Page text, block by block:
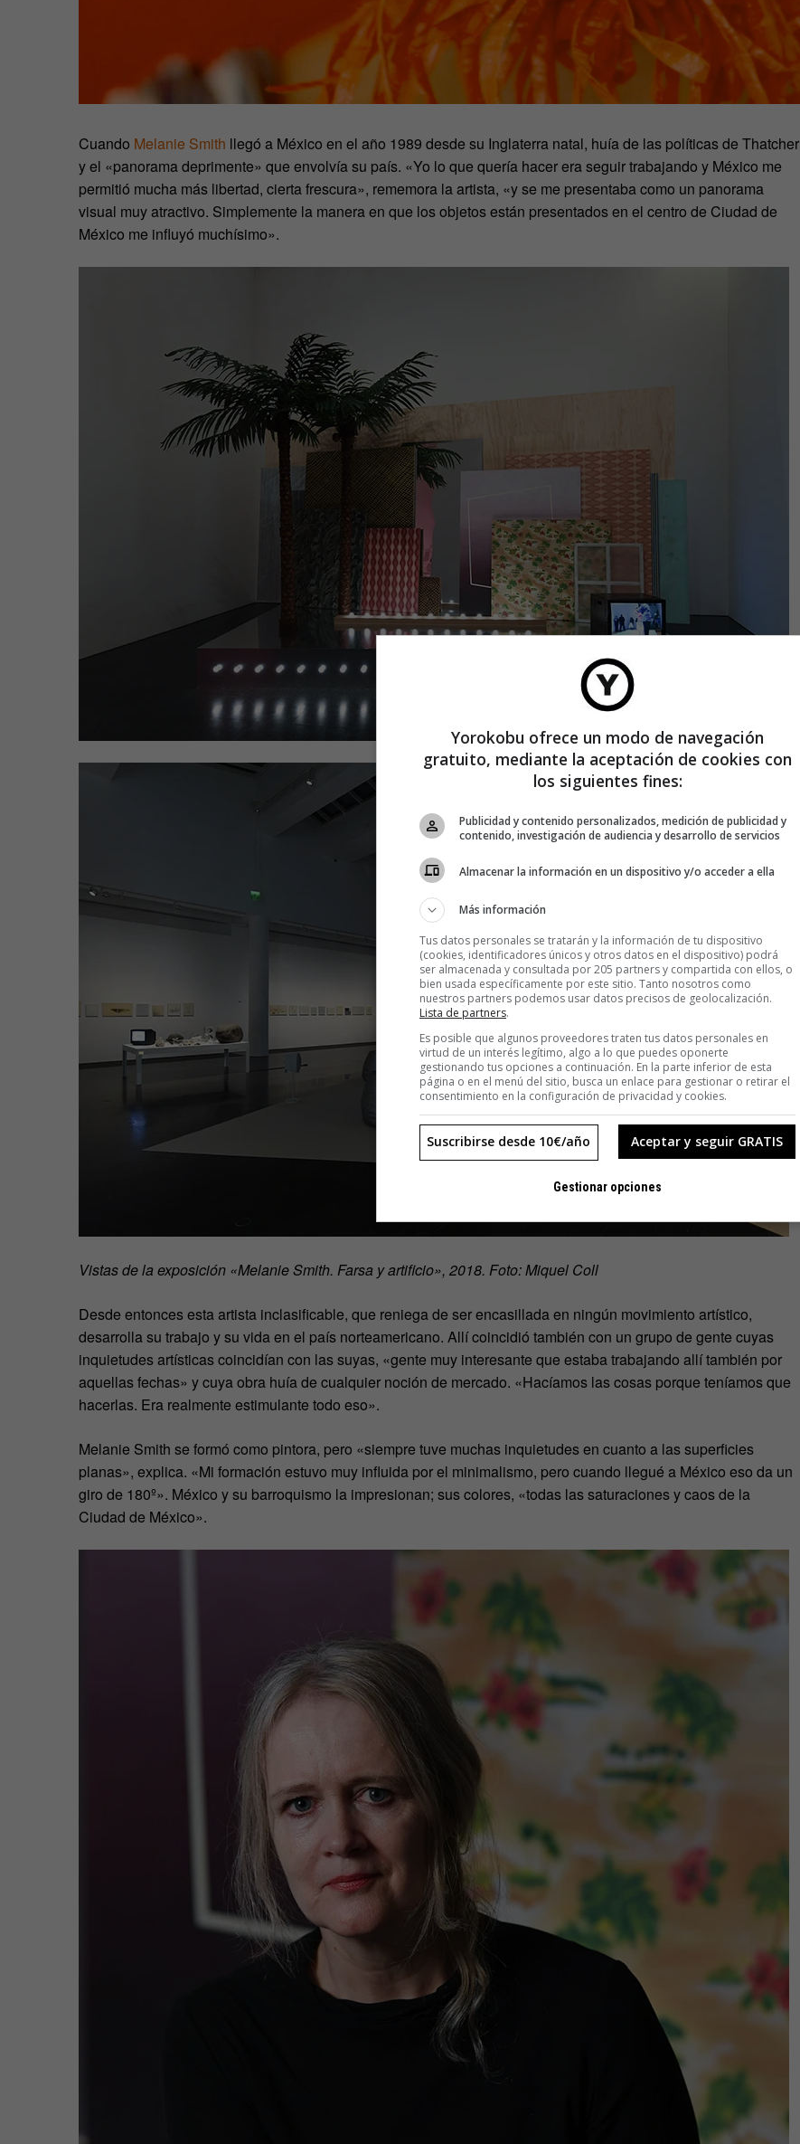
Cuando Melanie Smith llegó a México en el año 1989 desde su Inglaterra natal, huía de las políticas de Thatcher
y el «panorama deprimente» que envolvía su país. «Yo lo que quería hacer era seguir trabajando y México me
permitió mucha más libertad, cierta frescura», rememora la artista, «y se me presentaba como un panorama
visual muy atractivo. Simplemente la manera en que los objetos están presentados en el centro de Ciudad de
México me influyó muchísimo».
Vistas de la exposición «Melanie Smith. Farsa y artificio», 2018. Foto: Miquel Coll
Desde entonces esta artista inclasificable, que reniega de ser encasillada en ningún movimiento artístico,
desarrolla su trabajo y su vida en el país norteamericano. Allí coincidió también con un grupo de gente cuyas
inquietudes artísticas coincidían con las suyas, «gente muy interesante que estaba trabajando allí también por
aquellas fechas» y cuya obra huía de cualquier noción de mercado. «Hacíamos las cosas porque teníamos que
hacerlas. Era realmente estimulante todo eso».
Melanie Smith se formó como pintora, pero «siempre tuve muchas inquietudes en cuanto a las superficies
planas», explica. «Mi formación estuvo muy influida por el minimalismo, pero cuando llegué a México eso da un
giro de 180º». México y su barroquismo la impresionan; sus colores, «todas las saturaciones y caos de la
Ciudad de México».
Yorokobu ofrece un modo de navegación
gratuito, mediante la aceptación de cookies con
los siguientes fines:
Publicidad y contenido personalizados, medición de publicidad y
contenido, investigación de audiencia y desarrollo de servicios
Almacenar la información en un dispositivo y/o acceder a ella
Más información
Tus datos personales se tratarán y la información de tu dispositivo
(cookies, identificadores únicos y otros datos en el dispositivo) podrá
ser almacenada y consultada por 205 partners y compartida con ellos, o
bien usada específicamente por este sitio. Tanto nosotros como
nuestros partners podemos usar datos precisos de geolocalización.
Lista de partners.
Es posible que algunos proveedores traten tus datos personales en
virtud de un interés legítimo, algo a lo que puedes oponerte
gestionando tus opciones a continuación. En la parte inferior de esta
página o en el menú del sitio, busca un enlace para gestionar o retirar el
consentimiento en la configuración de privacidad y cookies.
Aceptar y seguir GRATIS
Suscribirse desde 10€/año
Gestionar opciones